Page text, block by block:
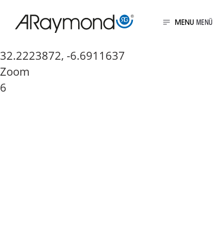
zum
MENU
Senden Sie uns
32.2223872, -6.6911637
Zoom
6